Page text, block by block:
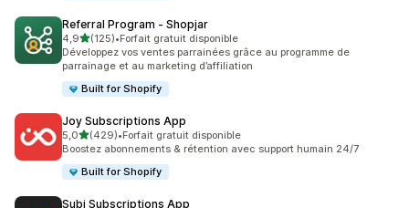
Referral Program ‑ Shopjar
4,9étoile(s) sur 5
(125)
125 avis au total
•Forfait gratuit disponible
Développez vos ventes parrainées grâce au programme de
parrainage et au marketing d’affiliation
Built for Shopify
Joy Subscriptions App
5,0étoile(s) sur 5
(429)
429 avis au total
•Forfait gratuit disponible
Boostez abonnements & rétention avec support humain 24/7
Built for Shopify
Subi Subscriptions App